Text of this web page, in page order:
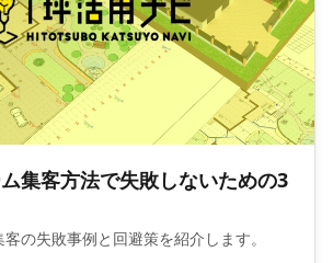
集客方法で失敗しないための3
客の失敗事例と回避策を紹介します。